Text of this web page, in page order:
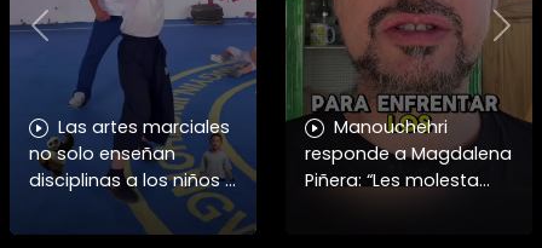
Las artes marciales
no solo enseñan
disciplinas a los niños y
niñas si no también ser
honorables #deporte
Manouchehri
responde a Magdalena
Piñera: “Les molesta
Previous